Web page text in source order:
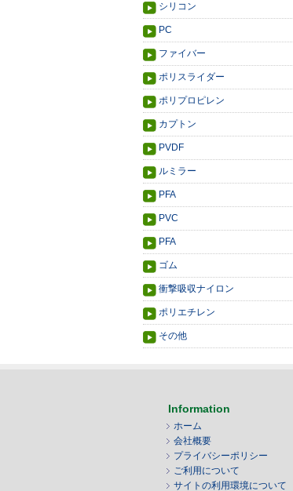
シリコン
PC
ファイバー
ポリスライダー
ポリプロピレン
カプトン
PVDF
ルミラー
PFA
PVC
PFA
ゴム
衝撃吸収ナイロン
ポリエチレン
その他
Information
ホーム
会社概要
プライバシーポリシー
ご利用について
サイトの利用環境について